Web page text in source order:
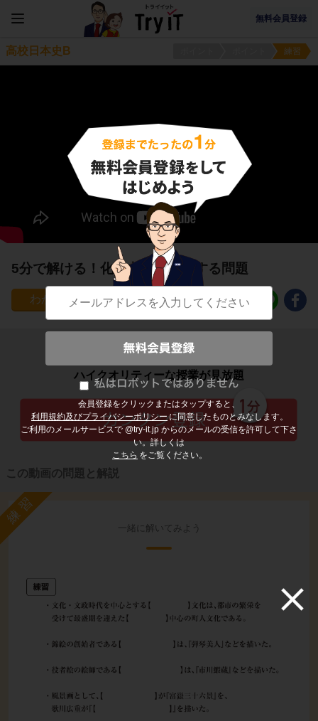
無料会員登録
会員登録をクリックまたはタップすると、
利用規約及びプライバシーポリシー に同意したものとみなします。
ご利用のメールサービスで @try-it.jp からのメールの受信を許可して下さ
い。詳しくは
こちら をご覧ください。
高校日本史B 練習
5分で解ける！化政文化１に関する問題
17
子どもの勉強から大人の学び直しまで
ハイクオリティーな授業が見放題
この動画の問題と解説
練習
一緒に解いてみよう